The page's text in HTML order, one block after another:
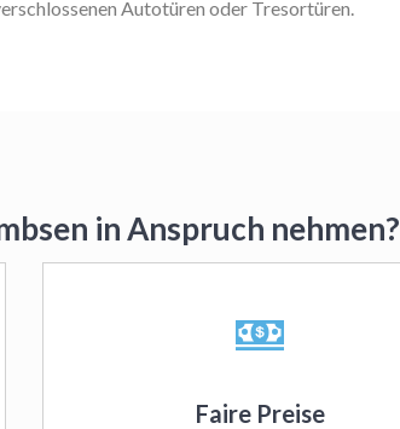
Autotüren oder Tresortüren.
in Anspruch nehmen?
Faire Preise